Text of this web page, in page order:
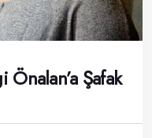
Önalan’a Şafak